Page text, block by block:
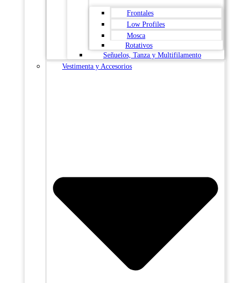
Frontales
Low Profiles
Mosca
Rotativos
Señuelos, Tanza y Multifilamento
Vestimenta y Accesorios